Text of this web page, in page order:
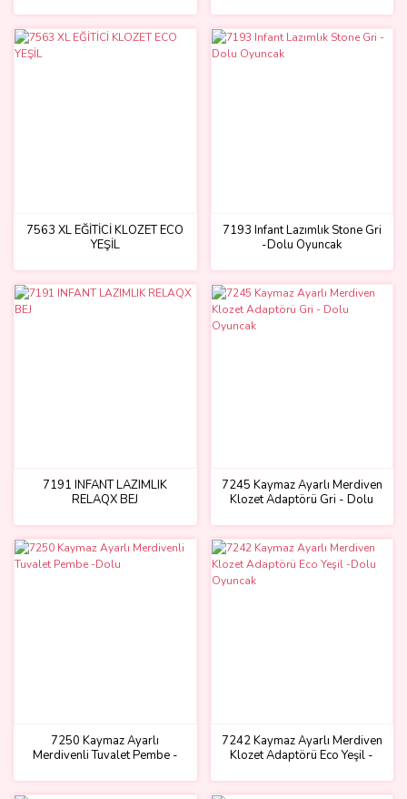
7563 XL EĞİTİCİ KLOZET ECO
YEŞİL
7193 Infant Lazımlık Stone Gri
-Dolu Oyuncak
7191 INFANT LAZIMLIK
RELAQX BEJ
7245 Kaymaz Ayarlı Merdiven
Klozet Adaptörü Gri - Dolu
7250 Kaymaz Ayarlı
Merdivenli Tuvalet Pembe -
7242 Kaymaz Ayarlı Merdiven
Klozet Adaptörü Eco Yeşil -